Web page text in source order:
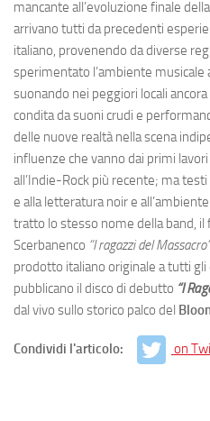
mancante all’evoluzione finale
arrivano tutti da precedenti
italiano, provenendo da diverse
sperimentato l’ambiente musicale
suonando nei peggiori locali
condita da suoni crudi e
delle nuove realtà nella scena
influenze che vanno dai primi
all’Indie-Rock più recente; ma
e alla letteratura noir e
tratto lo stesso nome della band, il
Scerbanenco “I ragazzi del Massacro”
prodotto italiano originale a tutti gli
pubblicano il disco di debutto “I
dal vivo sullo storico palco del
Condividi l'articolo: on